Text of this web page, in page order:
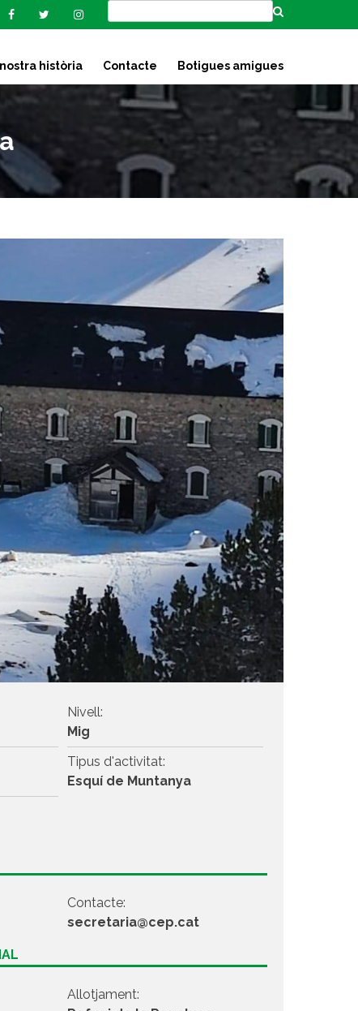
nostra història Contacte Botigues amigues
Nivell:
Mig
Tipus d'activitat:
Esquí de Muntanya
Contacte:
secretaria@cep.cat
Allotjament: